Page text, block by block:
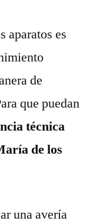
aparatos es
de
que puedan
técnica
de los
una avería